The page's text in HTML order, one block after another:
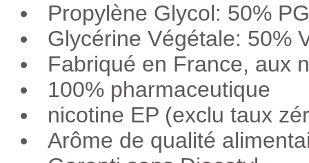
Propylène Glycol: 50%
Glycérine Végétale: 50%
Fabriqué en France, aux
100% pharmaceutique
nicotine EP (exclu taux
Arôme de qualité